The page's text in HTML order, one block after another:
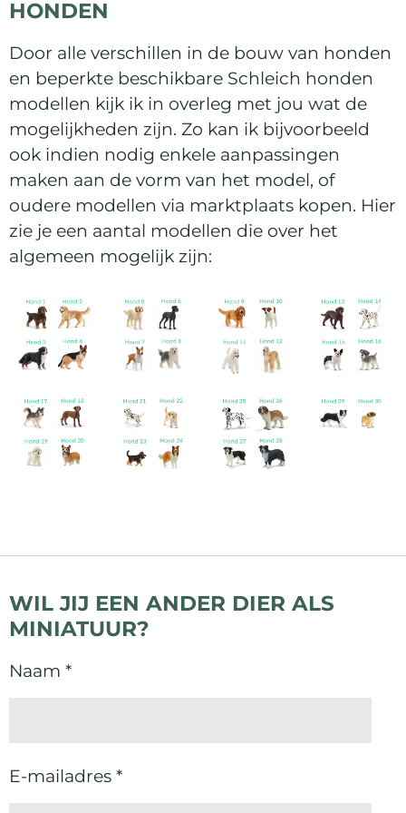
HONDEN
Door alle verschillen in de bouw van honden
en beperkte beschikbare Schleich honden
modellen kijk ik in overleg met jou wat de
mogelijkheden zijn. Zo kan ik bijvoorbeeld
ook indien nodig enkele aanpassingen
maken aan de vorm van het model, of
oudere modellen via marktplaats kopen. Hier
zie je een aantal modellen die over het
algemeen mogelijk zijn:
WIL JIJ EEN ANDER DIER ALS
MINIATUUR?
Naam *
E-mailadres *